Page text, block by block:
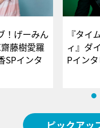
！げーみん
藤樹愛羅
SPインタ
『タイ
ィ』ダ
Pイ
ピックアッ